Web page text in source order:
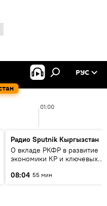
РУС
01:00
Радио Sputnik Кыргызстан
О вкладе РКФР в развитие
экономики КР и ключевых
08:04 55 мин